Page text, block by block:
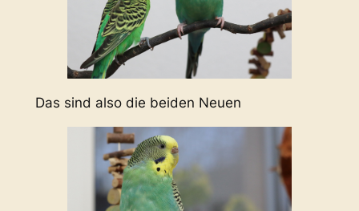
Das sind also die beiden Neuen